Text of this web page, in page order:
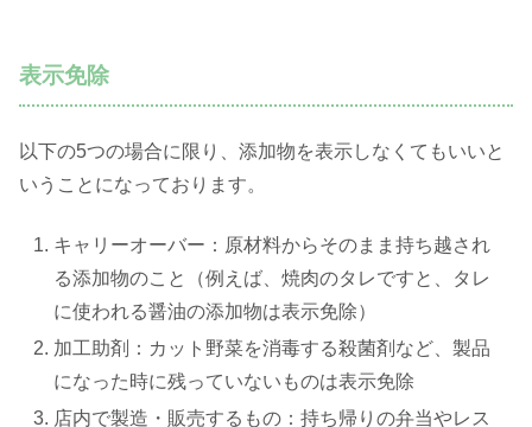
表示免除
以下の5つの場合に限り、添加物を表示しなくてもいいと
いうことになっております。
キャリーオーバー：原材料からそのまま持ち越され
る添加物のこと（例えば、焼肉のタレですと、タレ
に使われる醤油の添加物は表示免除）
加工助剤：カット野菜を消毒する殺菌剤など、製品
になった時に残っていないものは表示免除
店内で製造・販売するもの：持ち帰りの弁当やレス